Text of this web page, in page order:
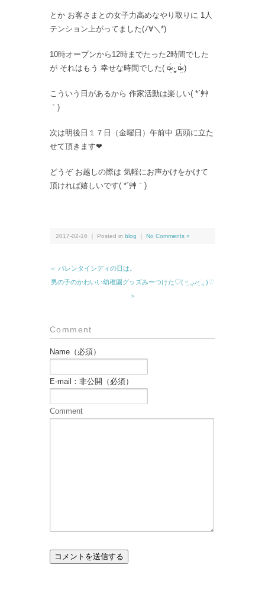
とか お客さまとの女子力高めなやり取りに 1人
テンション上がってました(ﾉ∀＼*)
10時オープンから12時までたった2時間でした
が それはもう 幸せな時間でした( ¤̴̶̷̤́ ‧̫̮ ¤̴̶̷̤̀ )
こういう日があるから 作家活動は楽しい( *´艸
｀)
次は明後日１７日（金曜日）午前中 店頭に立た
せて頂きます❤︎
どうぞ お越しの際は 気軽にお声かけをかけて
頂ければ嬉しいです( *´艸｀)
2017-02-16 ｜ Posted in blog No Comments »
＜ バレンタインディの日は。
男の子のかわいい幼稚園グッズみーつけた♡( ᵕ̤ૢᴗᵕ̤ૢ )♡
＞
Comment
Name（必須）
E-mail：非公開（必須）
Comment